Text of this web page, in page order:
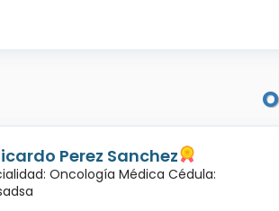
Perez Sanchez
Oncología Médica Cédula: